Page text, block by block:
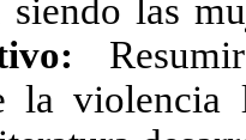
las
la violencia